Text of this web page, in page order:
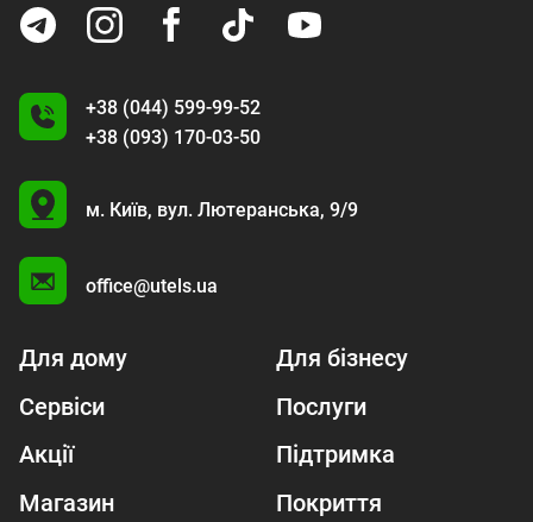
+38 (044) 599-99-52
+38 (093) 170-03-50
U
м. Київ, вул. Лютеранська, 9/9
office@utels.ua
Для дому
Для бізнесу
Сервіси
Послуги
Акції
Підтримка
Магазин
Покриття